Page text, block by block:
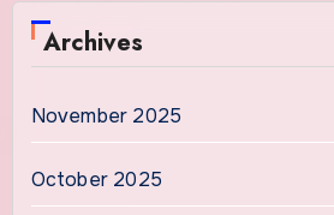
Archives
November 2025
October 2025